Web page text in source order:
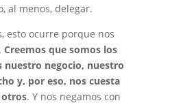
al menos, delegar.
esto ocurre porque nos
Creemos que somos los
nuestro negocio, nuestro
y, por eso, nos cuesta
otros. Y nos negamos con